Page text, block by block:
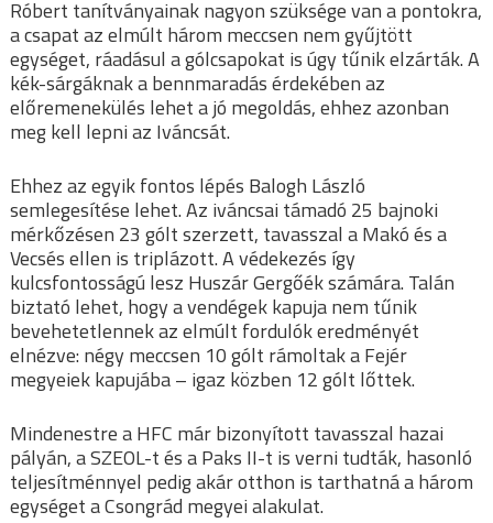
Róbert tanítványainak nagyon szüksége van a pontokra,
a csapat az elmúlt három meccsen nem gyűjtött
egységet, ráadásul a gólcsapokat is úgy tűnik elzárták. A
kék-sárgáknak a bennmaradás érdekében az
előremenekülés lehet a jó megoldás, ehhez azonban
meg kell lepni az Iváncsát.
Ehhez az egyik fontos lépés Balogh László
semlegesítése lehet. Az iváncsai támadó 25 bajnoki
mérkőzésen 23 gólt szerzett, tavasszal a Makó és a
Vecsés ellen is triplázott. A védekezés így
kulcsfontosságú lesz Huszár Gergőék számára. Talán
biztató lehet, hogy a vendégek kapuja nem tűnik
bevehetetlennek az elmúlt fordulók eredményét
elnézve: négy meccsen 10 gólt rámoltak a Fejér
megyeiek kapujába – igaz közben 12 gólt lőttek.
Mindenestre a HFC már bizonyított tavasszal hazai
pályán, a SZEOL-t és a Paks II-t is verni tudták, hasonló
teljesítménnyel pedig akár otthon is tarthatná a három
egységet a Csongrád megyei alakulat.